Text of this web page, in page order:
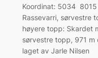
Koordinat: 5034
Rassevarri, sørvestre
høyere topp: Skardet
sørvestre topp, 971 m
laget av Jarle Nilsen